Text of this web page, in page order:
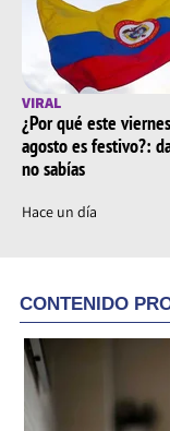
VIRAL
¿Por qué este
agosto es festivo?:
no sabías
Hace un día